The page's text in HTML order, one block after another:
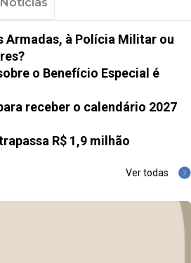
Armadas, à Polícia Militar ou
o Benefício Especial é
receber o calendário 2027
R$ 1,9 milhão
Ver todas